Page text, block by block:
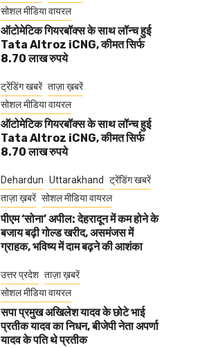
सोशल मीडिया वायरल
ऑटोमेटिक गियरबॉक्स के साथ लॉन्च हुई
Tata Altroz iCNG, कीमत सिर्फ
8.70 लाख रुपये
ट्रेंडिंग खबरें ताज़ा ख़बरें
सोशल मीडिया वायरल
ऑटोमेटिक गियरबॉक्स के साथ लॉन्च हुई
Tata Altroz iCNG, कीमत सिर्फ
8.70 लाख रुपये
Dehardun Uttarakhand
ट्रेंडिंग खबरें
ताज़ा ख़बरें सोशल मीडिया वायरल
पीएम ‘सोना’ अपील: देहरादून में कम होने के
बजाय बढ़ी गोल्ड खरीद, असमंजस में
ग्राहक, भविष्य में दाम बढ़ने की आशंका
उत्तर प्रदेश ताज़ा ख़बरें
सोशल मीडिया वायरल
सपा प्रमुख अखिलेश यादव के छोटे भाई
प्रतीक यादव का निधन, बीजेपी नेता अपर्णा
यादव के पति थे प्रतीक